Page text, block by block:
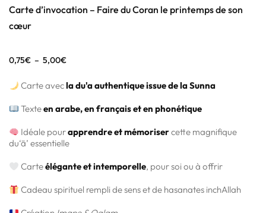
Carte d’invocation – Faire du Coran le printemps de son
cœur
0,75€ – 5,00€
Carte avecla du'a authentique issue de la Sunna
Texteen arabe, en français et en phonétique
Idéale pourapprendre et mémorisercette magnifique
du‘ā’ essentielle
Carteélégante et intemporelle, pour soi ou à offrir
Cadeau spirituel rempli de sens et de hasanates inchAllah